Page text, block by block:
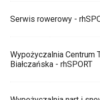
Serwis rowerowy -
Wypożyczalnia Centrum
Białczańska - rhSPORT